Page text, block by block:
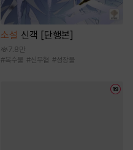
소설 신객 [단행본]
7.8만
#복수물 #신무협 #성장물